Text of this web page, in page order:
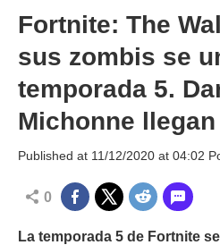
MGG
Fortnite: The
sus zombis se
temporada 5.
Michonne
Published at 11/12/2020 at 04:02
0
La temporada 5 de Fortnite